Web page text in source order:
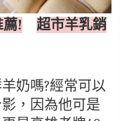
薦!
超市羊乳銷
奶嗎?經常可以
，因為他可是